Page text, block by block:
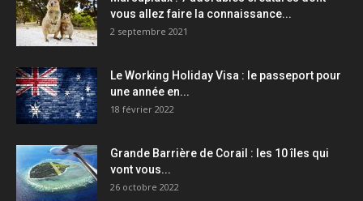
vous allez faire la connaissance...
2 septembre 2021
Le Working Holiday Visa : le passeport pour
une année en...
18 février 2022
Grande Barrière de Corail : les 10 îles qui
vont vous...
26 octobre 2022